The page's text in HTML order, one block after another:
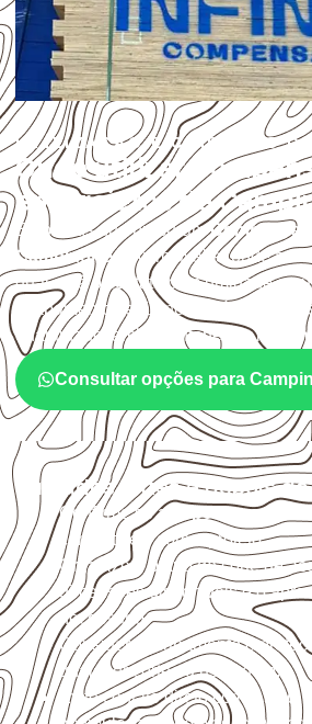
UTILIZAÇÃO E CUIDADOS
Onde utilizar
em projetos de
Empresas que procuram
Campinortedevem avaliar onde a
qual será o contato com umidade e
acabamento serão necessários.
quantidade também interferem na
Consultar opções para
Cuidados antes e depois da
Confirme se a espessura e o
compatíveis com o projeto.
Organize o plano de corte de
dimensões disponíveis e o
necessário.
Considere acabamento e
qualquer corte ou usinagem.
Evite contato direto com o solo,